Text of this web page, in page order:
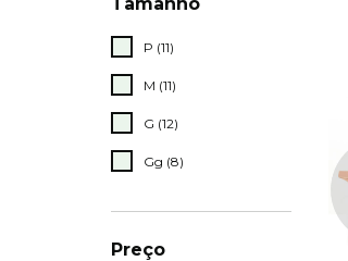
P (11)
M (11)
G (12)
Gg (8)
Preço